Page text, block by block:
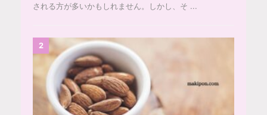
される方が多いかもしれません。しかし、そ ...
2